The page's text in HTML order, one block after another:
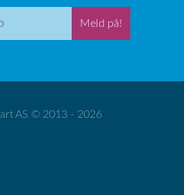
Meld på!
AS © 2013 - 2026